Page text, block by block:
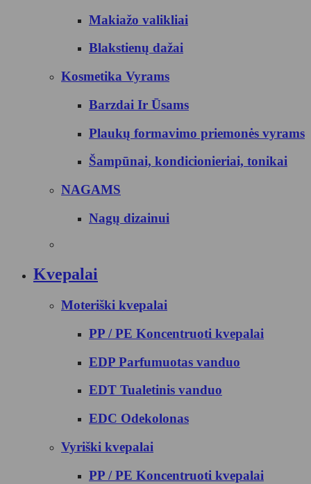
Makiažo valikliai
Blakstienų dažai
Kosmetika Vyrams
Barzdai Ir Ūsams
Plaukų formavimo priemonės vyrams
Šampūnai, kondicionieriai, tonikai
NAGAMS
Nagų dizainui
Kvepalai
Moteriški kvepalai
PP / PE Koncentruoti kvepalai
EDP Parfumuotas vanduo
EDT Tualetinis vanduo
EDC Odekolonas
Vyriški kvepalai
PP / PE Koncentruoti kvepalai